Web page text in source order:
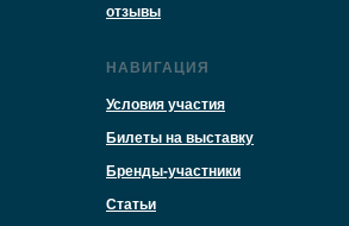
отзывы
НАВИГАЦИЯ
Условия участия
Билеты на выставку
Бренды-участники
Статьи